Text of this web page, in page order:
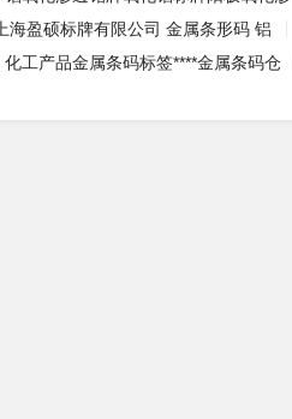
上海盈硕标牌有限公司 金属条形码 铝
化工产品金属条码标签****金属条码仓